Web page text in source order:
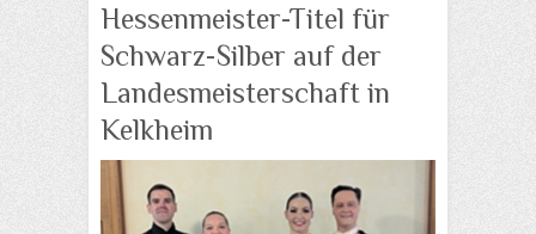
Hessenmeister-Titel für
Schwarz-Silber auf der
Landesmeisterschaft in
Kelkheim